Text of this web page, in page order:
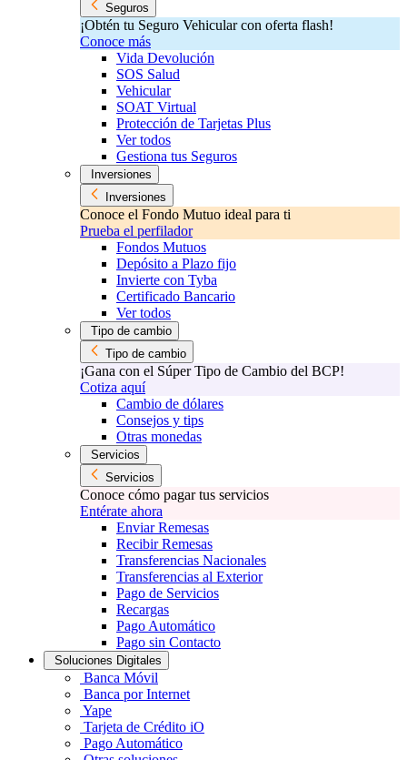
Seguros
¡Obtén tu Seguro Vehicular con oferta flash!
Conoce más
Vida Devolución
SOS Salud
Vehicular
SOAT Virtual
Protección de Tarjetas Plus
Ver todos
Gestiona tus Seguros
Inversiones
Inversiones
Conoce el Fondo Mutuo ideal para ti
Prueba el perfilador
Fondos Mutuos
Depósito a Plazo fijo
Invierte con Tyba
Certificado Bancario
Ver todos
Tipo de cambio
Tipo de cambio
¡Gana con el Súper Tipo de Cambio del BCP!
Cotiza aquí
Cambio de dólares
Consejos y tips
Otras monedas
Servicios
Servicios
Conoce cómo pagar tus servicios
Entérate ahora
Enviar Remesas
Recibir Remesas
Transferencias Nacionales
Transferencias al Exterior
Pago de Servicios
Recargas
Pago Automático
Pago sin Contacto
Soluciones Digitales
Banca Móvil
Banca por Internet
Yape
Tarjeta de Crédito iO
Pago Automático